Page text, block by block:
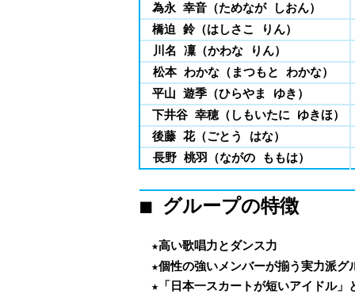
為永 幸音（ためなが しおん）
橋迫 鈴（はしさこ りん）
川名 凜（かわな りん）
松本 わかな（まつもと わかな）
平山 遊季（ひらやま ゆき）
下井谷 幸穂（しもいたに ゆきほ）
後藤 花（ごとう はな）
長野 桃羽（ながの ももは）
■ グループの特徴
★高い歌唱力とダンス力
★個性の強いメンバーが揃う実力派グ
★「日本一スカートが短いアイドル」